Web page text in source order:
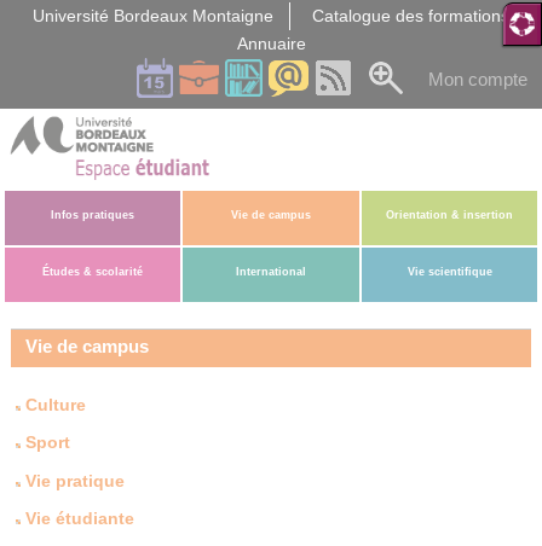
Université Bordeaux Montaigne
Catalogue des formations
Annuaire
Mon compte
Infos pratiques Vie de campus Orientation & insertion
Études & scolarité International Vie scientifique
Vie de campus
Culture
Sport
Vie pratique
Vie étudiante
Gestion des cookies